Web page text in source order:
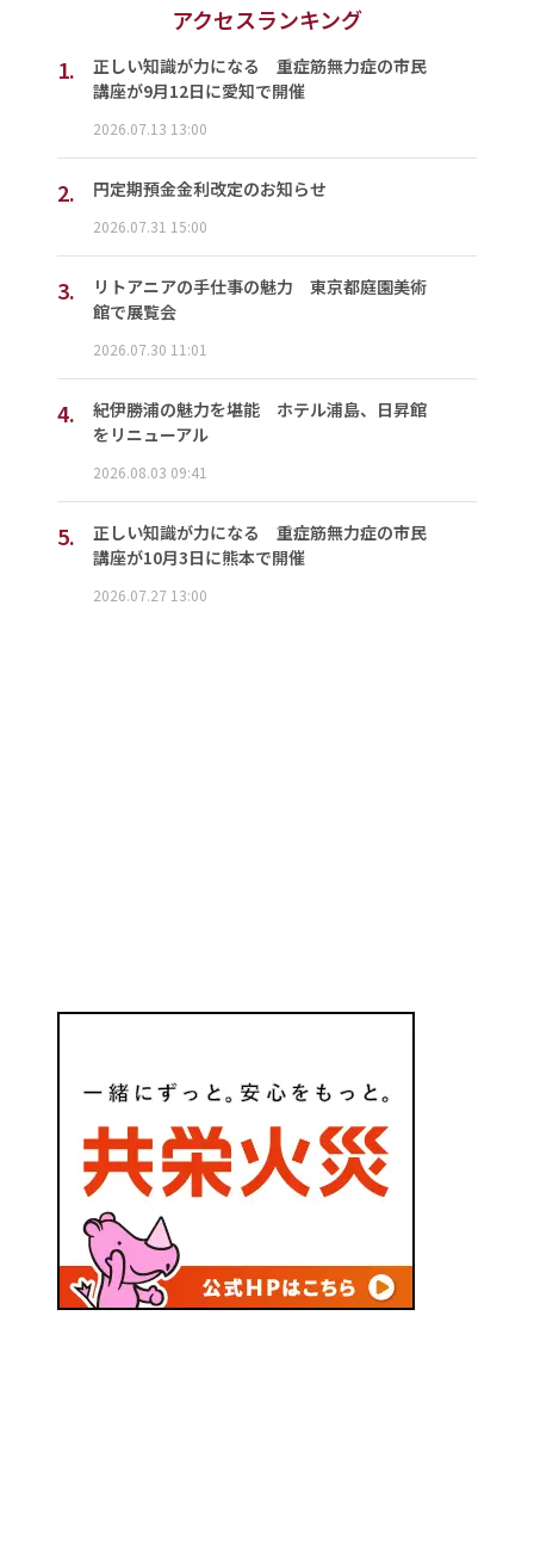
アクセスランキング
1.
正しい知識が力になる 重症筋無力症の市民
講座が9月12日に愛知で開催
2026.07.13 13:00
2. 円定期預金金利改定のお知らせ
2026.07.31 15:00
3.
リトアニアの手仕事の魅力 東京都庭園美術
館で展覧会
2026.07.30 11:01
4.
紀伊勝浦の魅力を堪能 ホテル浦島、日昇館
をリニューアル
2026.08.03 09:41
5.
正しい知識が力になる 重症筋無力症の市民
講座が10月3日に熊本で開催
2026.07.27 13:00